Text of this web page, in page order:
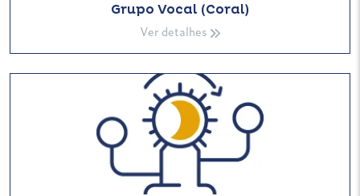
Grupo Vocal (Coral)
Ver detalhes